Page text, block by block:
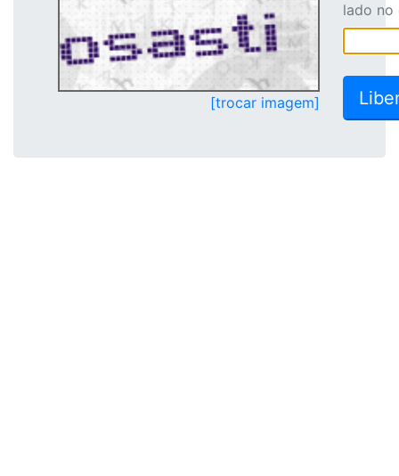
[trocar imagem]
lado no